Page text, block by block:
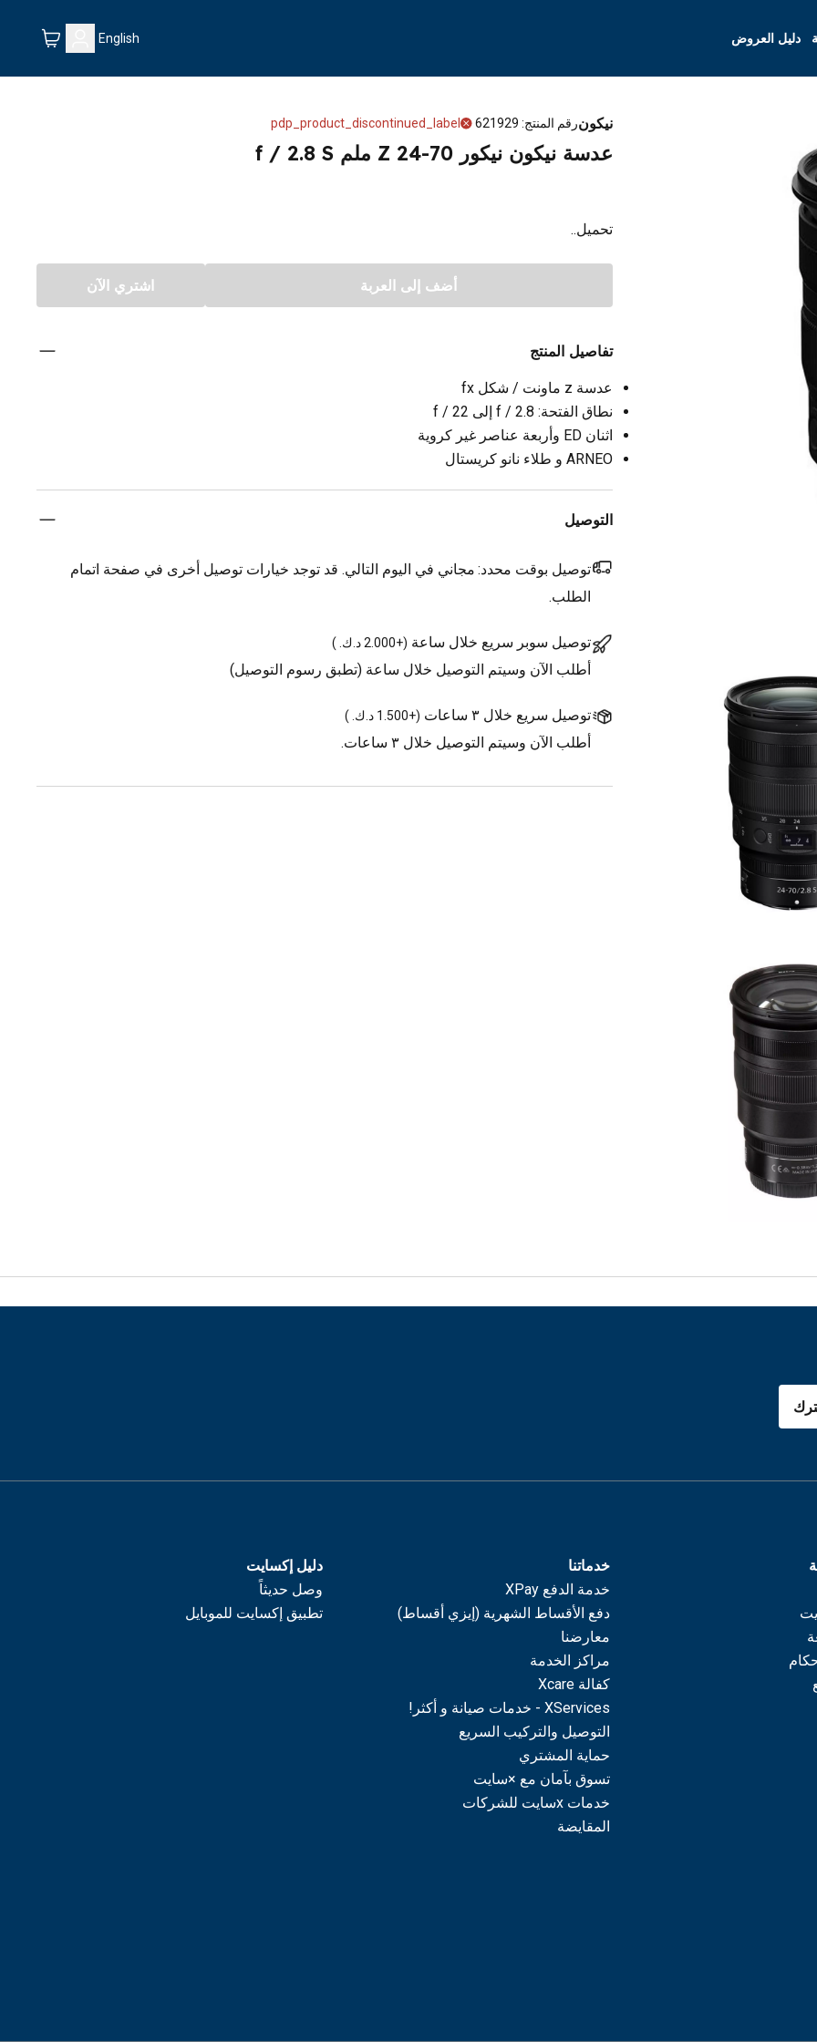
دليل العروض English
نيكونرقم المنتج:
621929
pdp_product_discontinued_label
عدسة نيكون نيكور Z 24-70 ملم f / 2.8 S
تحميل..
أضف إلى العربة اشتري الآن
تفاصيل المنتج
عدسة z ماونت / شكل fx
نطاق الفتحة: f / 2.8 إلى f / 22
اثنان ED وأربعة عناصر غير كروية
ARNEO و طلاء نانو كريستال
التوصيل
توصيل بوقت محدد: مجاني في اليوم التالي. قد توجد خيارات توصيل أخرى في صفحة اتمام
الطلب.
توصيل سوبر سريع خلال ساعة (+2.000 د.ك. )
أطلب الآن وسيتم التوصيل خلال ساعة (تطبق رسوم التوصيل)
توصيل سريع خلال ٣ ساعات (+1.500 د.ك. )
أطلب الآن وسيتم التوصيل خلال ٣ ساعات.
خدماتنا
خدمة الدفع XPay
دفع الأقساط الشهرية (إيزي أقساط)
معارضنا
مراكز الخدمة
كفالة Xcare
XServices - خدمات صيانة و أكثر!
التوصيل والتركيب السريع
حماية المشتري
تسوق بآمان مع ×سايت
خدمات xسايت للشركات
المقايضة
دليل إكسايت
وصل حديثاً
تطبيق إكسايت للموبايل